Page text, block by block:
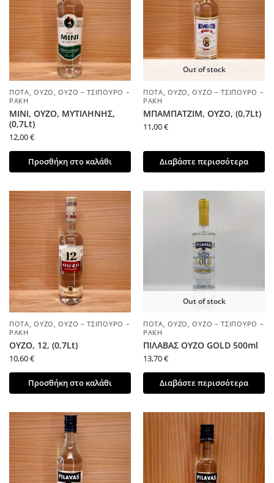
ΠΟΤΆ,ΟΎΖΟ ,ΟΎΖΟ – ΤΣΊΠΟΥΡΟ –
ΡΑΚΉ
ΜΙΝΙ, ΟΥΖΟ, ΜΥΤΙΛΗΝΗΣ,
(0,7Lt)
12,00€
Προσθήκη στο καλάθι
Out of stock
ΠΟΤΆ,ΟΎΖΟ ,ΟΎΖΟ – ΤΣΊΠΟΥΡΟ –
ΡΑΚΉ
ΜΠΑΜΠΑΤΖΙΜ, ΟΥΖΟ, (0,7Lt)
11,00€
Διαβάστε περισσότερα
ΠΟΤΆ,ΟΎΖΟ ,ΟΎΖΟ – ΤΣΊΠΟΥΡΟ –
ΡΑΚΉ
ΟΥΖΟ, 12, (0,7Lt)
10,60€
Προσθήκη στο καλάθι
Out of stock
ΠΟΤΆ,ΟΎΖΟ ,ΟΎΖΟ – ΤΣΊΠΟΥΡΟ –
ΡΑΚΉ
ΠΙΛΑΒΑΣ ΟΥΖΟ GOLD 500ml
13,70€
Διαβάστε περισσότερα